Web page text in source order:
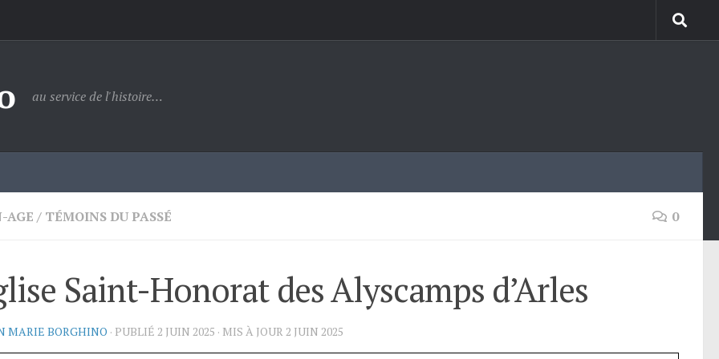
au service de l'histoire…
AGE / TÉMOINS DU PASSÉ 0
Saint-Honorat des Alyscamps d’Arles
MARIE BORGHINO · PUBLIÉ 2 JUIN 2025 · MIS À JOUR 2 JUIN 2025